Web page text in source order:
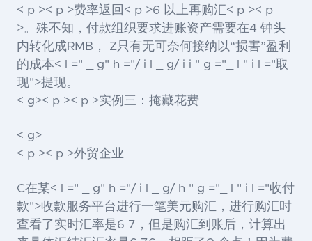
< p >< p >费率返回< p >6 以上再购汇< p >< p
>。殊不知，付款组织要求进账资产需要在4 钟头
内转化成RMB， Z只有无可奈何接纳以“损害”盈利
的成本< l =" _ g" h ="/ i l _ g/ i i " g ="_ l " i l ="取
现">提现。
< g>< p >< p >实例三：掩藏花费
< g>
< p >< p >外贸企业
C在某< l =" _ g" h ="/ i l _ g/ h " g ="_ l " i l ="收付
款">收款服务平台进行一笔美元购汇，进行购汇时
查看了实时汇率是6 7，但是购汇到账后，计算出